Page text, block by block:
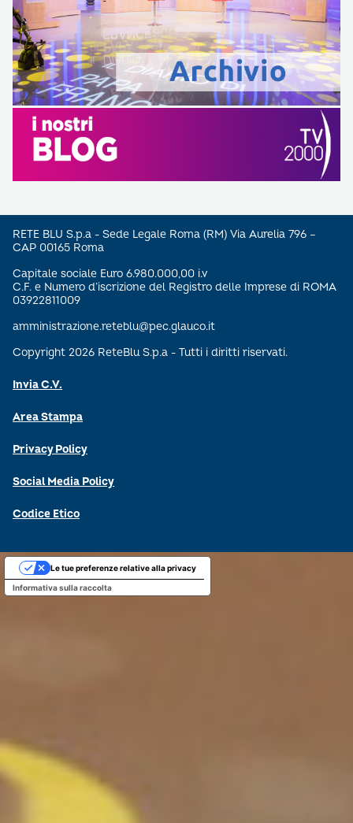
RETE BLU S.p.a - Sede Legale Roma (RM) Via Aurelia 796 –
CAP 00165 Roma
Capitale sociale Euro 6.980.000,00 i.v
C.F. e Numero d’iscrizione del Registro delle Imprese di ROMA
03922811009
amministrazione.reteblu@pec.glauco.it
Copyright 2026 ReteBlu S.p.a - Tutti i diritti riservati.
Invia C.V.
Area Stampa
Privacy Policy
Social Media Policy
Codice Etico
Informativa sulla raccolta
Le tue preferenze relative alla privacy